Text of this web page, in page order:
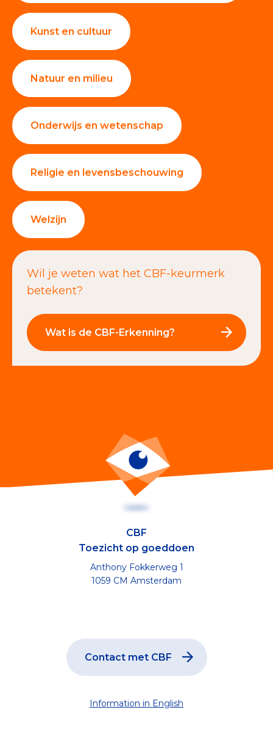
Kunst en cultuur
Natuur en milieu
Onderwijs en wetenschap
Religie en levensbeschouwing
Welzijn
Wil je weten wat het CBF-keurmerk
betekent?
Wat is de CBF-Erkenning?
CBF
Toezicht op goeddoen
Anthony Fokkerweg 1
1059 CM Amsterdam
Contact met CBF
Information in English